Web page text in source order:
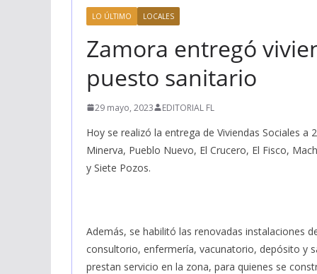
LO ÚLTIMO LOCALES
Zamora entregó
puesto sanitario
29 mayo, 2023 EDITORIAL FL
Hoy se realizó la entrega de Viviendas Sociales
Minerva, Pueblo Nuevo, El Crucero, El Fisco,
y Siete Pozos.
Además, se habilitó las renovadas instalaciones
consultorio, enfermería, vacunatorio, depósito y
prestan servicio en la zona, para quienes se